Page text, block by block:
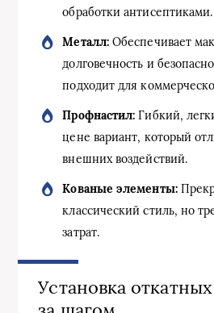
обработки антисептиками.
Металл:Обеспечивает
долговечность и
подходит для
Профнастил: Гибкий,
цене вариант, который
внешних воздействий.
Кованые элементы:
классический стиль, но
затрат.
Установка